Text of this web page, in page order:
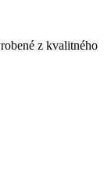
z kvalitného